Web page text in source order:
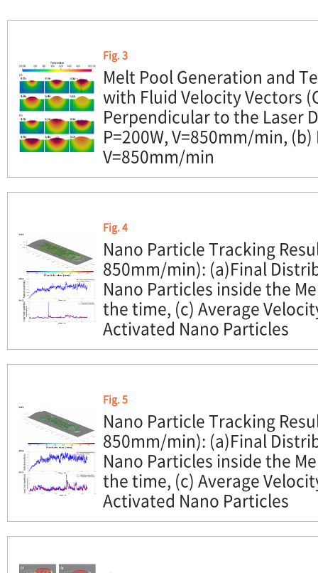
Fig. 3
Melt Pool Generation and
with Fluid Velocity Vectors
Perpendicular to the Laser
P=200W, V=850mm/min, (b)
V=850mm/min
Fig. 4
Nano Particle Tracking
850mm/min): (a)Final
Nano Particles inside the
the time, (c) Average
Activated Nano Particles
Fig. 5
Nano Particle Tracking
850mm/min): (a)Final
Nano Particles inside the
the time, (c) Average
Activated Nano Particles